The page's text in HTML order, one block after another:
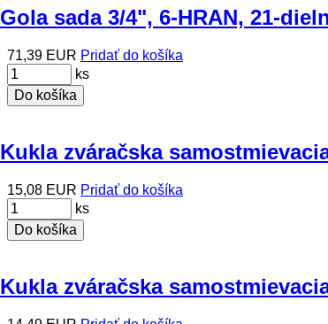
Gola sada 3/4", 6-HRAN, 21-
71,39 EUR Pridať do košíka
ks
Do košíka
Kukla zváračska
15,08 EUR Pridať do košíka
ks
Do košíka
Kukla zváračska